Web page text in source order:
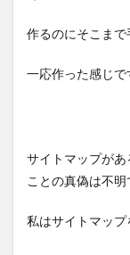
作るのにそこまで
一応作った感じで
サイトマップが
ことの真偽は不明
私はサイトマップ